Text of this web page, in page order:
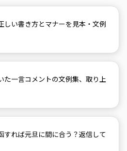
しい書き方とマナーを見本・文例
た一言コメントの文例集、取り上
すれば元旦に間に合う？返信して